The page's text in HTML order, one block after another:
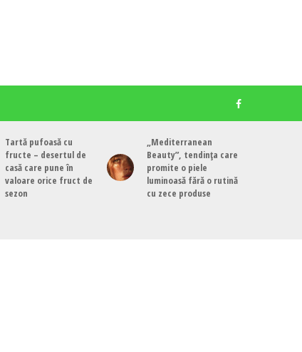
Tartă pufoasă cu
fructe – desertul de
casă care pune în
valoare orice fruct de
sezon
„Mediterranean
Beauty”, tendința care
promite o piele
luminoasă fără o rutină
cu zece produse